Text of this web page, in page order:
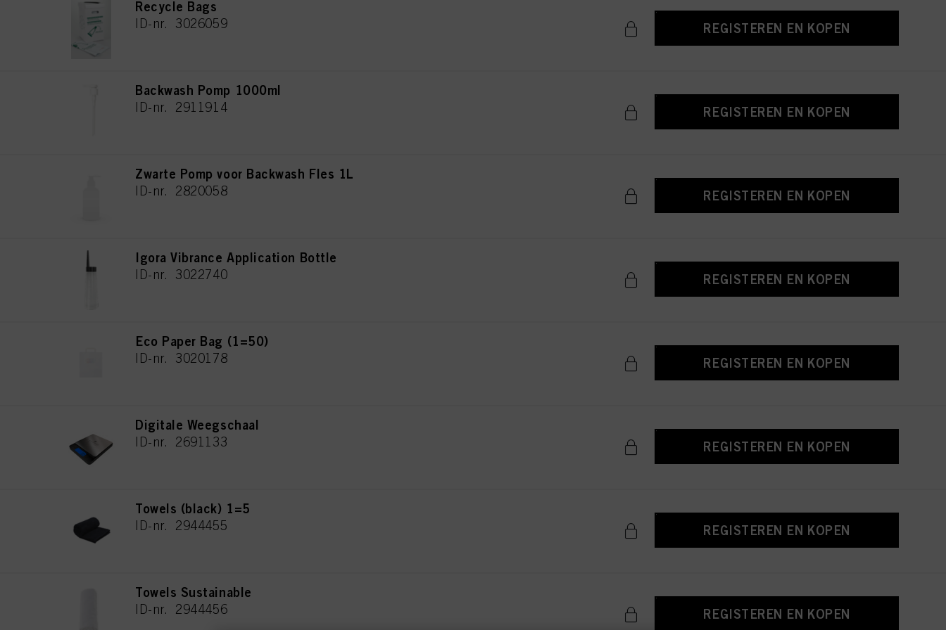
Recycle Bags
ID-nr. 3026059 REGISTEREN EN KOPEN
Backwash Pomp 1000ml
ID-nr. 2911914 REGISTEREN EN KOPEN
Zwarte Pomp voor Backwash Fles 1L
ID-nr. 2820058 REGISTEREN EN KOPEN
Igora Vibrance Application Bottle
ID-nr. 3022740 REGISTEREN EN KOPEN
Eco Paper Bag (1=50)
ID-nr. 3020178 REGISTEREN EN KOPEN
Digitale Weegschaal
ID-nr. 2691133 REGISTEREN EN KOPEN
Towels (black) 1=5
ID-nr. 2944455 REGISTEREN EN KOPEN
Towels Sustainable
ID-nr. 2944456 REGISTEREN EN KOPEN